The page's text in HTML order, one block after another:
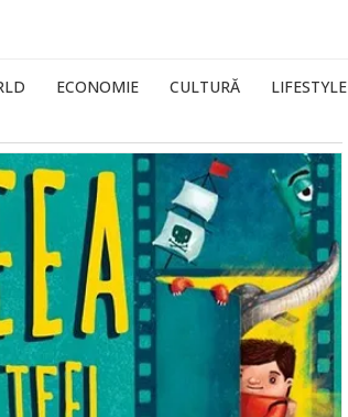
ECONOMIE CULTURĂ LIFESTYLE